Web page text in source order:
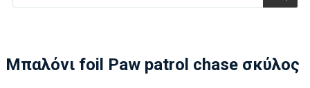
Μπαλόνι foil Paw patrol chase σκύλος